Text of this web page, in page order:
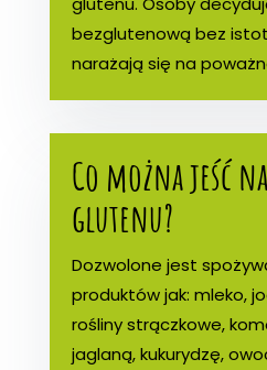
bezglutenową bez
narażają się na
Co można jeść
glutenu?
Dozwolone jest
produktów jak: mleko,
rośliny strączkowe,
jaglaną, kukurydzę,